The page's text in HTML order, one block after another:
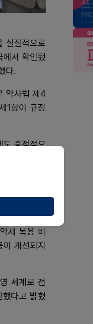
실질적으로
에서 확인됐
다.
약사법 제4
1항이 규정
도 중점적으
, 약물 상
료비 증가가
제 복용 비
개선되지
체계로 전
다고 밝혔